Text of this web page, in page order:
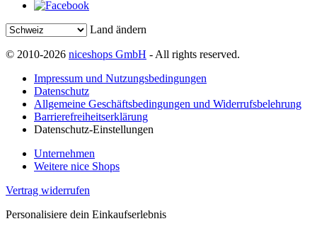
Land ändern
© 2010-2026 niceshops GmbH - All rights reserved.
Impressum und Nutzungsbedingungen
Datenschutz
Allgemeine Geschäftsbedingungen und Widerrufsbelehrung
Barrierefreiheitserklärung
Datenschutz-Einstellungen
Unternehmen
Weitere nice Shops
Vertrag widerrufen
Personalisiere dein Einkaufserlebnis